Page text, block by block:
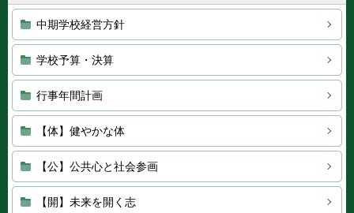
中期学校経営方針
学校予算・決算
行事年間計画
【体】健やかな体
【公】公共心と社会参画
【開】未来を開く志